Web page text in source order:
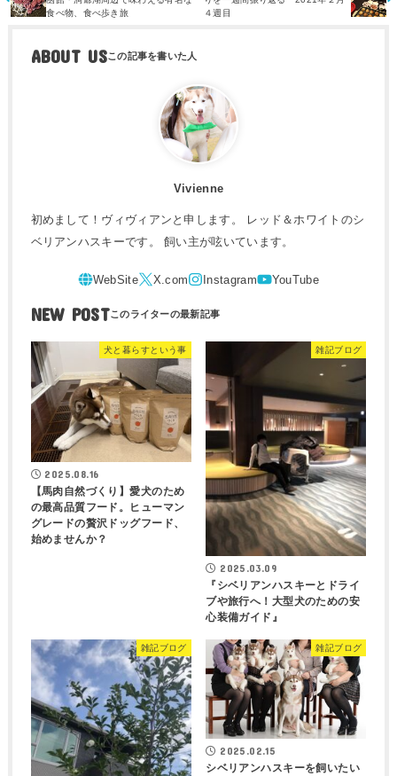
食べ物、食べ歩き旅
４週目
ABOUT US
Vivienne
初めまして！ヴィヴィアンと申します。 レッド＆ホワイトのシ
ベリアンハスキーです。 飼い主が呟いています。
NEW POST
犬と暮らすという事
2025.08.16
【馬肉自然づくり】愛犬のため
の最高品質フード。ヒューマン
グレードの贅沢ドッグフード、
始めませんか？
雑記ブログ
2025.03.09
『シベリアンハスキーとドライ
ブや旅行へ！大型犬のための安
心装備ガイド』
雑記ブログ 雑記ブログ
2025.02.15
シベリアンハスキーを飼いたい